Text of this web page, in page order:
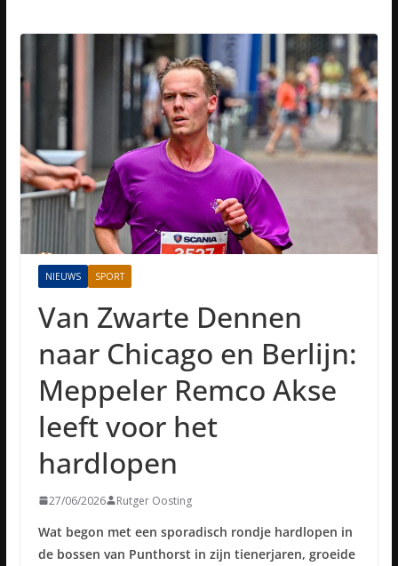
NIEUWS SPORT
Van Zwarte Dennen
naar Chicago en Berlijn:
Meppeler Remco Akse
leeft voor het
hardlopen
27/06/2026 Rutger Oosting
Wat begon met een sporadisch rondje hardlopen in
de bossen van Punthorst in zijn tienerjaren, groeide